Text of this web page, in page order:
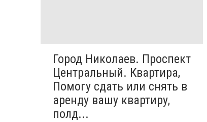
Город Николаев. Проспект
Центральный. Квартира,
Помогу сдать или снять в
аренду вашу квартиру,
полд...